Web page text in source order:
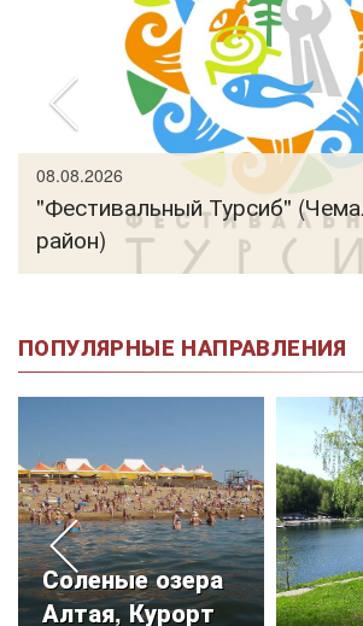
08.08.2026
"Фестивальный Турсиб"
район)
ПОПУЛЯРНЫЕ НАПРАВЛЕНИЯ
Соленые озера
Алтая, Курорт